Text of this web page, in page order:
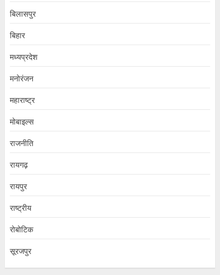
बिलासपुर
बिहार
मध्यप्रदेश
मनोरंजन
महाराष्ट्र
मोबाइल्स
राजनीति
रायगढ़
रायपुर
राष्ट्रीय
रोबोटिक
सूरजपुर